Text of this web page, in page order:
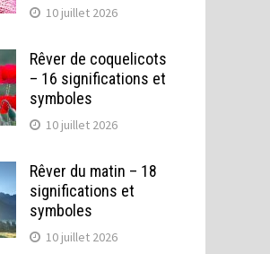
10 juillet 2026
Rêver de coquelicots
– 16 significations et
symboles
10 juillet 2026
Rêver du matin – 18
significations et
symboles
10 juillet 2026